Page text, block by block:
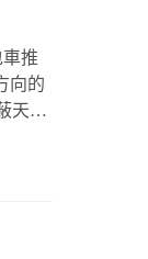
推
向的
天形
色隧